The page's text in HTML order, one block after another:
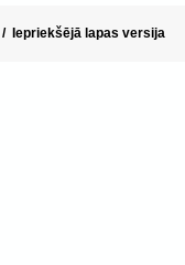
/ Iepriekšējā lapas versija